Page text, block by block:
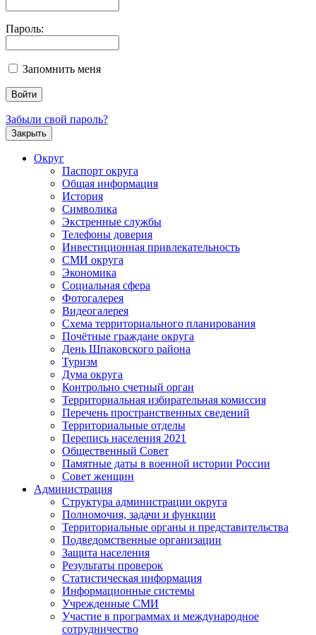
Пароль:
Запомнить меня
Забыли свой пароль?
Закрыть
Округ
Паспорт округа
Общая информация
История
Символика
Экстренные службы
Телефоны доверия
Инвестиционная привлекательность
СМИ округа
Экономика
Социальная сфера
Фотогалерея
Видеогалерея
Схема территориального планирования
Почётные граждане округа
День Шпаковского района
Туризм
Дума округа
Контрольно счетный орган
Территориальная избирательная комиссия
Перечень пространственных сведений
Территориальные отделы
Перепись населения 2021
Общественный Совет
Памятные даты в военной истории России
Совет женщин
Администрация
Структура администрации округа
Полномочия, задачи и функции
Территориальные органы и представительства
Подведомственные организации
Защита населения
Результаты проверок
Статистическая информация
Информационные системы
Учрежденные СМИ
Участие в программах и международное
сотрудничество